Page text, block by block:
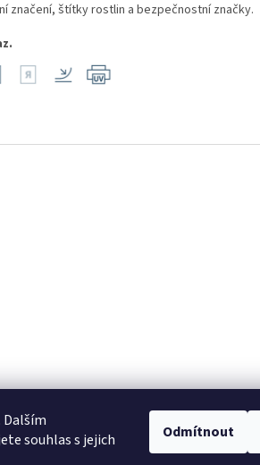
Dalším
souhlas s jejich
Odmítnout
značení, štítky rostlin a bezpečnostní značky.